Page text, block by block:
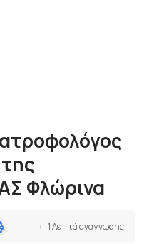
Φλώρινα
1 Λεπτά αναγνωσης